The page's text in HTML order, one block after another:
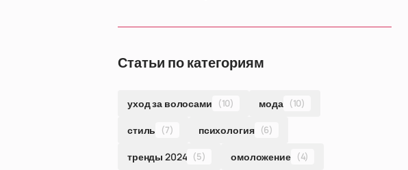
Статьи по категориям
уход за волосами (10) мода (10)
стиль (7) психология (6)
тренды 2024 (5) омоложение (4)